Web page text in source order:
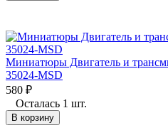
Миниатюры Двигатель и
35024-MSD
580 ₽
Осталась 1 шт.
В корзину